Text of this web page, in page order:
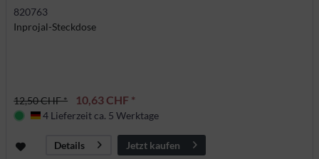
820763
Inprojal-Steckdose
12,50 CHF * 10,63 CHF *
Deutschland
4 Lieferzeit ca. 5 Werktage
Details Jetzt kaufen